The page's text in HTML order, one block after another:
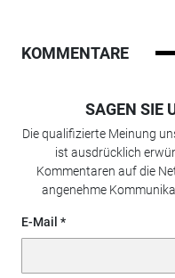
KOMMENTARE
SAGEN SIE
Die qualifizierte Meinung
ist ausdrücklich
Kommentaren auf die
angenehme
E-Mail